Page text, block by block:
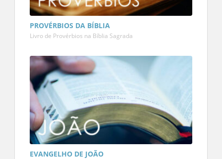
PROVÉRBIOS DA BÍBLIA
Livro de Provérbios na Bíblia Sagrada
EVANGELHO DE JOÃO